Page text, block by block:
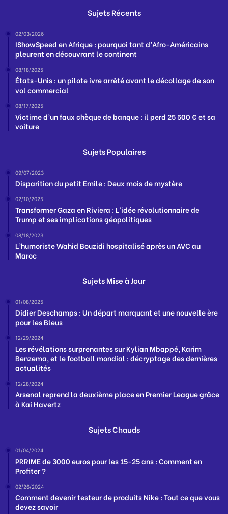
Sujets Récents
02/03/2026
IShowSpeed en Afrique : pourquoi tant d’Afro-Américains
pleurent en découvrant le continent
08/18/2025
États-Unis : un pilote ivre arrêté avant le décollage de son
vol commercial
08/17/2025
Victime d’un faux chèque de banque : il perd 25 500 € et sa
voiture
Sujets Populaires
09/07/2023
Disparition du petit Emile : Deux mois de mystère
02/10/2025
Transformer Gaza en Riviera : L’idée révolutionnaire de
Trump et ses implications géopolitiques
08/18/2023
L’humoriste Wahid Bouzidi hospitalisé après un AVC au
Maroc
Sujets Mise à Jour
01/08/2025
Didier Deschamps : Un départ marquant et une nouvelle ère
pour les Bleus
12/29/2024
Les révélations surprenantes sur Kylian Mbappé, Karim
Benzema, et le football mondial : décryptage des dernières
actualités
12/28/2024
Arsenal reprend la deuxième place en Premier League grâce
à Kai Havertz
Sujets Chauds
01/04/2024
PRRIME de 3000 euros pour les 15-25 ans : Comment en
Profiter ?
02/26/2024
Comment devenir testeur de produits Nike : Tout ce que vous
devez savoir